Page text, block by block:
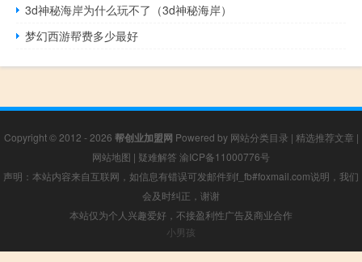
3d神秘海岸为什么玩不了（3d神秘海岸）
梦幻西游帮费多少最好
Copyright © 2012 - 2026 帮创业加盟网 Powered by 网站分类目录 | 精选推荐文章 |
网站地图 | 疑难解答 渝ICP备11000776号
声明：本站内容来自互联网，如信息有错误可发邮件到f_fb#foxmail.com说明，我们
会及时纠正，谢谢
本站仅为个人兴趣爱好，不接盈利性广告及商业合作
小男孩